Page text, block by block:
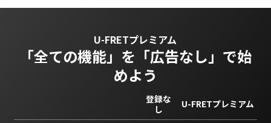
U-FRETプレミアム
「全ての機能」を 「広告なし」で始
めよう
登録な
し
U-FRETプレミアム